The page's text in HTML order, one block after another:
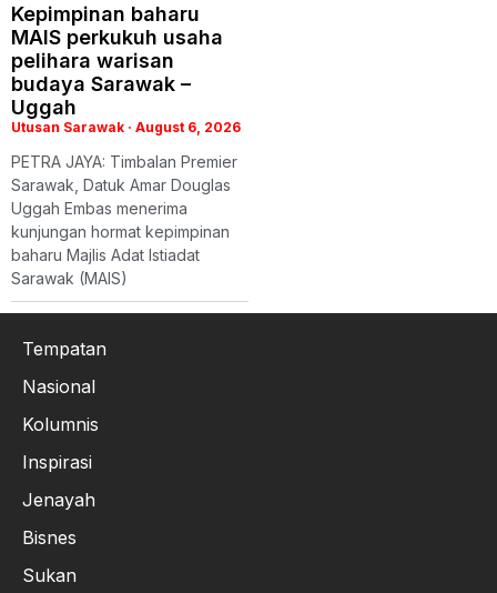
Kepimpinan baharu
MAIS perkukuh usaha
pelihara warisan
budaya Sarawak –
Uggah
Utusan Sarawak August 6, 2026
PETRA JAYA: Timbalan Premier
Sarawak, Datuk Amar Douglas
Uggah Embas menerima
kunjungan hormat kepimpinan
baharu Majlis Adat Istiadat
Sarawak (MAIS)
Tempatan
Nasional
Kolumnis
Inspirasi
Jenayah
Bisnes
Sukan